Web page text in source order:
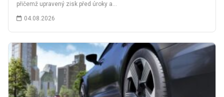
přičemž upravený zisk před úroky a…
04.08.2026